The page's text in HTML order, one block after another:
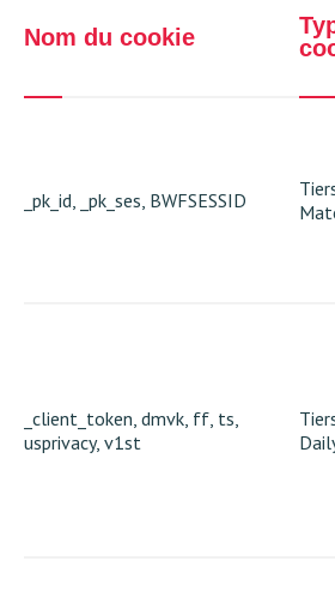
Nom du cookie
_pk_id, _pk_ses, BWFSESSID
_client_token, dmvk, ff, ts,
usprivacy, v1st